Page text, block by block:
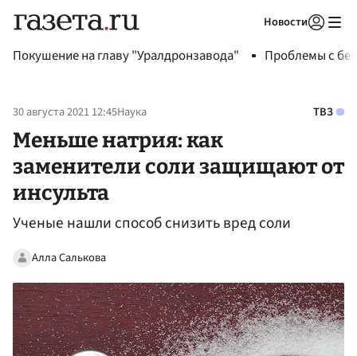
Новости
Покушение на главу "Уралдронзавода" Проблемы с
30 августа 2021 12:45Наука ТВЗ
Меньше натрия: как
заменители соли защищают от
инсульта
Ученые нашли способ снизить вред соли
Алла Салькова